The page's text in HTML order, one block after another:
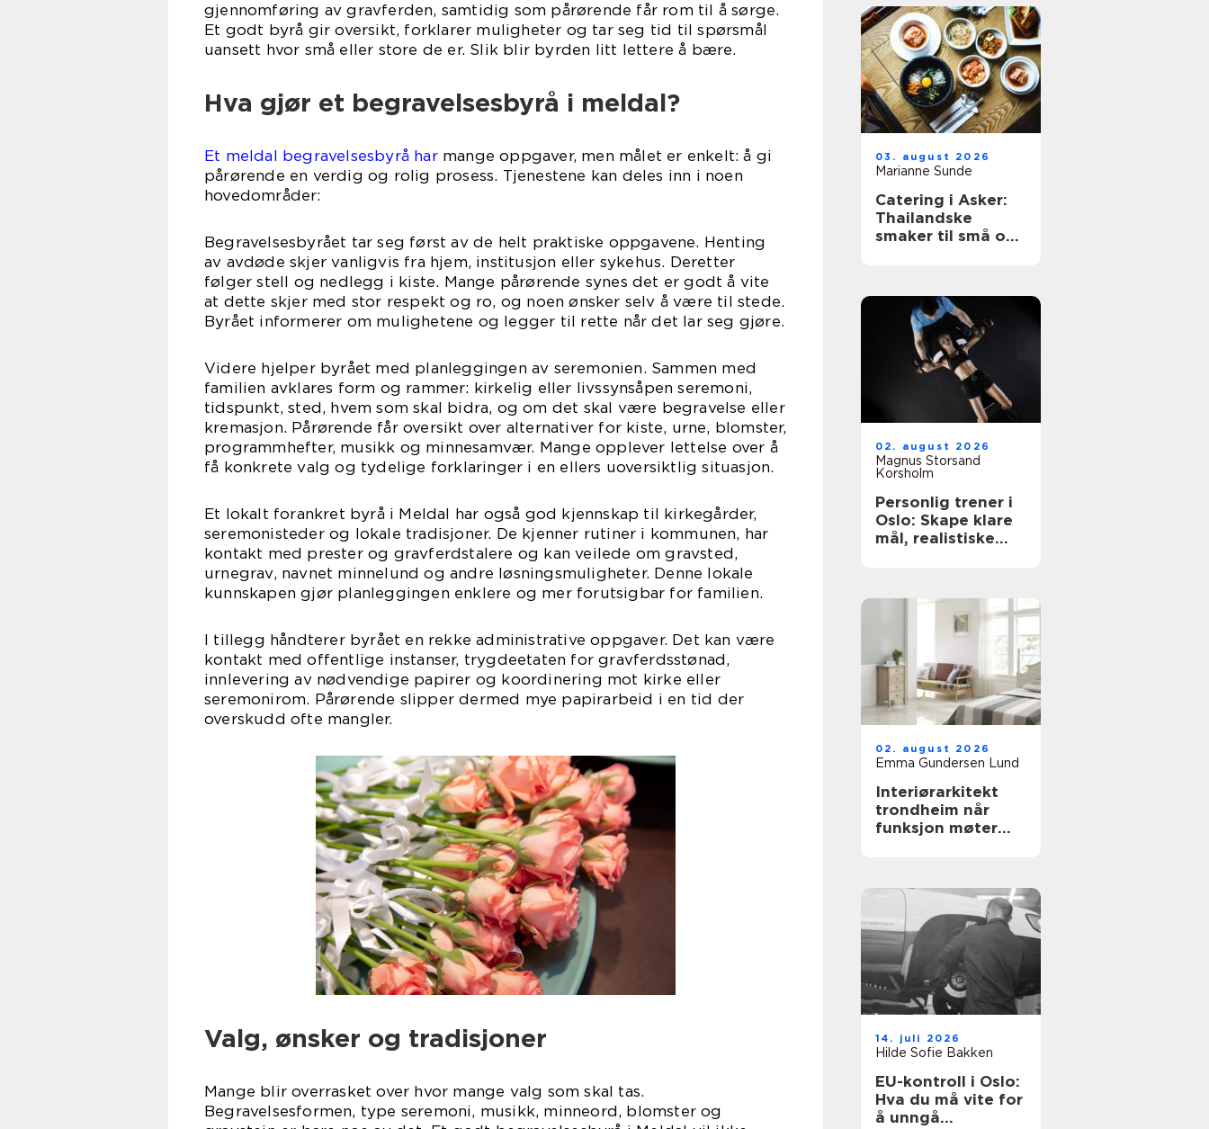
gjennomføring av gravferden, samtidig som pårørende får rom til å sørge.
Et godt byrå gir oversikt, forklarer muligheter og tar seg tid til spørsmål
uansett hvor små eller store de er. Slik blir byrden litt lettere å bære.
Hva gjør et begravelsesbyrå i meldal?
Et meldal begravelsesbyrå harmange oppgaver, men målet er enkelt: å gi
pårørende en verdig og rolig prosess. Tjenestene kan deles inn i noen
hovedområder:
Begravelsesbyrået tar seg først av de helt praktiske oppgavene. Henting
av avdøde skjer vanligvis fra hjem, institusjon eller sykehus. Deretter
følger stell og nedlegg i kiste. Mange pårørende synes det er godt å vite
at dette skjer med stor respekt og ro, og noen ønsker selv å være til stede.
Byrået informerer om mulighetene og legger til rette når det lar seg gjøre.
Videre hjelper byrået med planleggingen av seremonien. Sammen med
familien avklares form og rammer: kirkelig eller livssynsåpen seremoni,
tidspunkt, sted, hvem som skal bidra, og om det skal være begravelse eller
kremasjon. Pårørende får oversikt over alternativer for kiste, urne, blomster,
programmhefter, musikk og minnesamvær. Mange opplever lettelse over å
få konkrete valg og tydelige forklaringer i en ellers uoversiktlig situasjon.
Et lokalt forankret byrå i Meldal har også god kjennskap til kirkegårder,
seremonisteder og lokale tradisjoner. De kjenner rutiner i kommunen, har
kontakt med prester og gravferdstalere og kan veilede om gravsted,
urnegrav, navnet minnelund og andre løsningsmuligheter. Denne lokale
kunnskapen gjør planleggingen enklere og mer forutsigbar for familien.
I tillegg håndterer byrået en rekke administrative oppgaver. Det kan være
kontakt med offentlige instanser, trygdeetaten for gravferdsstønad,
innlevering av nødvendige papirer og koordinering mot kirke eller
seremonirom. Pårørende slipper dermed mye papirarbeid i en tid der
overskudd ofte mangler.
Valg, ønsker og tradisjoner
Mange blir overrasket over hvor mange valg som skal tas.
Begravelsesformen, type seremoni, musikk, minneord, blomster og
03. august 2026
Marianne Sunde
Catering i Asker:
Thailandske
smaker til små og
02. august 2026
Magnus Storsand
Korsholm
Personlig trener i
Oslo: Skape klare
mål, realistiske
02. august 2026
Emma Gundersen Lund
Interiørarkitekt
trondheim når
funksjon møter
14. juli 2026
Hilde Sofie Bakken
EU-kontroll i Oslo:
Hva du må vite for
å unngå